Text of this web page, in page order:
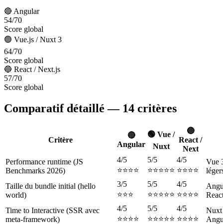
🔴 Angular
54/70
Score global
🟢 Vue.js / Nuxt 3
64/70
Score global
🔵 React / Next.js
57/70
Score global
Comparatif détaillé — 14 critères
Critère
🔴
Angular
🟢 Vue /
Nuxt
🔵
React /
Next
Performance runtime (JS
Benchmarks 2026)
4/5
⭐⭐⭐⭐
5/5
⭐⭐⭐⭐⭐
4/5
⭐⭐⭐⭐
Vue
Taille du bundle initial (hello
world)
3/5
⭐⭐⭐
5/5
⭐⭐⭐⭐⭐
4/5
⭐⭐⭐⭐
Time to Interactive (SSR avec
meta-framework)
4/5
⭐⭐⭐⭐
5/5
⭐⭐⭐⭐⭐
4/5
⭐⭐⭐⭐
Nuxt